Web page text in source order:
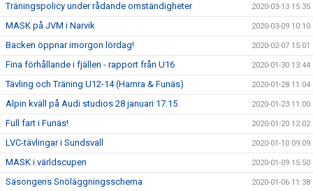
Träningspolicy under rådande omständigheter 2020-03-13 15:35
MASK på JVM i Narvik 2020-03-09 10:10
Backen öppnar imorgon lördag! 2020-02-07 15:01
Fina förhållande i fjällen - rapport från U16 2020-01-30 13:44
Tävling och Träning U12-14 (Hamra & Funäs) 2020-01-28 11:04
Alpin kväll på Audi studios 28 januari 17.15 2020-01-23 11:00
Full fart i Funäs! 2020-01-20 12:02
LVC-tävlingar i Sundsvall 2020-01-10 09:09
MASK i världscupen 2020-01-09 15:50
Säsongens Snöläggningsschema 2020-01-06 11:38